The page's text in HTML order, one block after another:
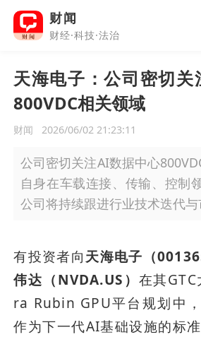
财闻
财经·科技·法治
天海电子：公司密切
800VDC相关领域
财闻 2026/06/02 21:23:11
公司密切关注AI数据中心
自身在车载连接、传输、控制
公司将持续跟进行业技术迭代与
有投资者向天海电子（
伟达（NVDA.US） 在其
ra Rubin GPU平台规划中
作为下一代AI基础设施的标